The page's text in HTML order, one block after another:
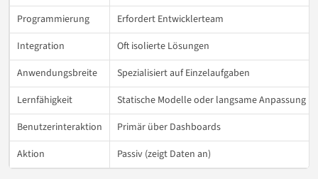
Programmierung
Erfordert Entwicklerteam
Integration
Oft isolierte Lösungen
Anwendungsbreite
Spezialisiert auf Einzelaufgaben
Lernfähigkeit
Statische Modelle oder langsame Anpassung
Benutzerinteraktion
Primär über Dashboards
Aktion
Passiv (zeigt Daten an)